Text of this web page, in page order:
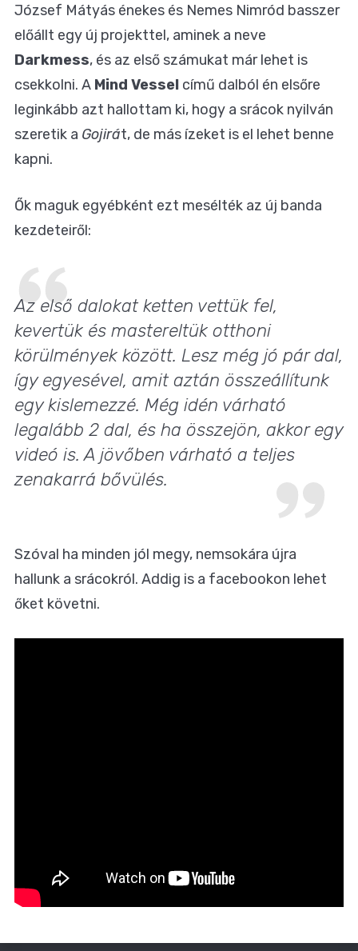
József Mátyás énekes és Nemes Nimród basszer
előállt egy új projekttel, aminek a neve
Darkmess, és az első számukat már lehet is
csekkolni. A Mind Vessel című dalból én elsőre
leginkább azt hallottam ki, hogy a srácok nyilván
szeretik a Gojirát, de más ízeket is el lehet benne
kapni.
Ők maguk egyébként ezt mesélték az új banda
kezdeteiről:
Az első dalokat ketten vettük fel,
kevertük és mastereltük otthoni
körülmények között. Lesz még jó pár dal,
így egyesével, amit aztán összeállítunk
egy kislemezzé. Még idén várható
legalább 2 dal, és ha összejön, akkor egy
videó is. A jövőben várható a teljes
zenakarrá bővülés.
Szóval ha minden jól megy, nemsokára újra
hallunk a srácokról. Addig is a facebookon lehet
őket követni.